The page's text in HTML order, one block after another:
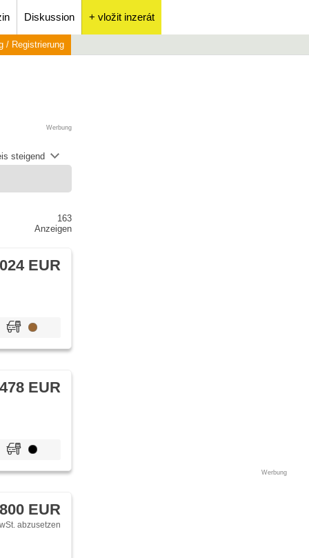
Diskussion + vložit inzerát
/ Registrierung
Werbung
steigend
163
Anzeigen
EUR
EUR
EUR
abzusetzen
Werbung